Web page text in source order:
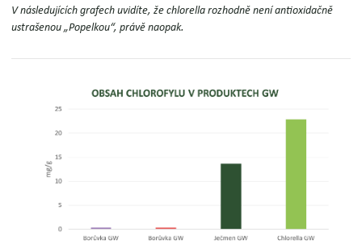
V následujících grafech uvidíte, že chlorella rozhodně není antioxidačně
ustrašenou „Popelkou“, právě naopak.